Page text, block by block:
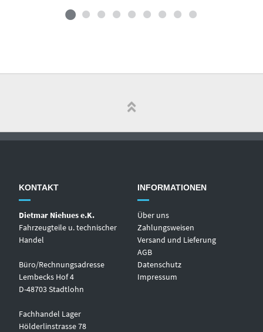
KONTAKT
Dietmar Niehues e.K.
Fahrzeugteile u. technischer
Handel
Büro/Rechnungsadresse
Lembecks Hof 4
D-48703 Stadtlohn
Fachhandel Lager
Hölderlinstrasse 78
INFORMATIONEN
Über uns
Zahlungsweisen
Versand und Lieferung
AGB
Datenschutz
Impressum